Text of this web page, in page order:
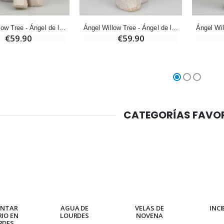
€90.00 €67.50
€2.50
Ángel Willow Tree - Ángel de la Guarda Protector (Guardian Angel) - 14 cm
€59.90
Ángel Willow Tree - Ángel de la Libertad (Angel of freedom) - 14 cm
€59.90
CATEGORÍAS
EN
AGUA DE
LOURDES
VELAS DE
NOVENA